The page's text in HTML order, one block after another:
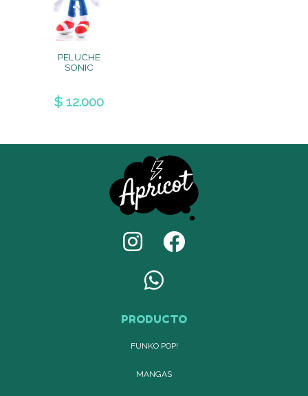
PELUCHE
SONIC
$ 12.000
PRODUCTO
FUNKO POP!
MANGAS